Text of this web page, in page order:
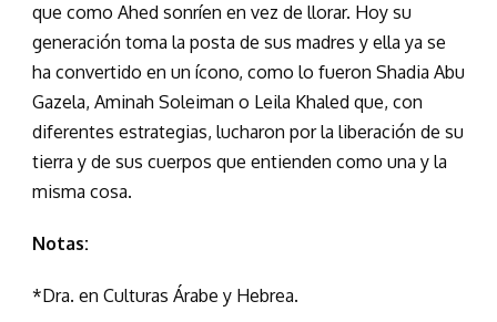
que como Ahed sonríen en vez de llorar. Hoy su
generación toma la posta de sus madres y ella ya se
ha convertido en un ícono, como lo fueron Shadia Abu
Gazela, Aminah Soleiman o Leila Khaled que, con
diferentes estrategias, lucharon por la liberación de su
tierra y de sus cuerpos que entienden como una y la
misma cosa.
Notas:
*Dra. en Culturas Árabe y Hebrea.